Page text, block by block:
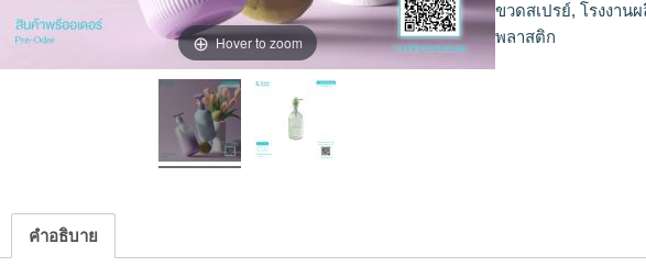
Hover to zoom
ขวดสเปรย์,โรงงาน
พลาสติก
คำอธิบาย